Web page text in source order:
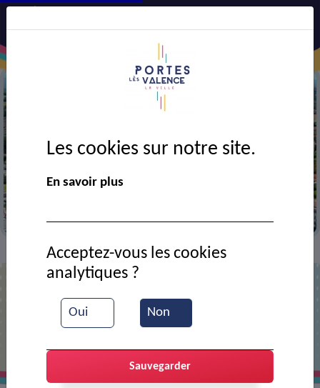
> Contact >BUISSON / LECUILLIER / VARETZ
BUISSON / LECUILLIER / VARETZ
Les cookies sur notre site.
En savoir plus
Oui Non
Acceptez-vous les cookies
analytiques ?
Sauvegarder